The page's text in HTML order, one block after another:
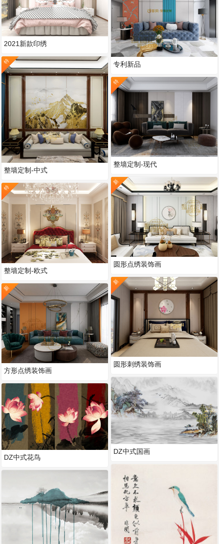
2021新款印绣
特
整墙定制-中式
特
整墙定制-欧式
新
方形点绣装饰画
DZ中式花鸟
专利新品
特
整墙定制-现代
新
圆形点绣装饰画
新
圆形刺绣装饰画
DZ中式国画